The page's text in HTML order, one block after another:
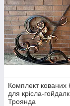
Комплект кованих
для крісла-
Троянда